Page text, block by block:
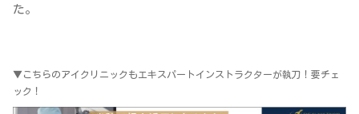
た。
▼こちらのアイクリニックもエキスパートインストラクターが執刀！要チェ
ック！